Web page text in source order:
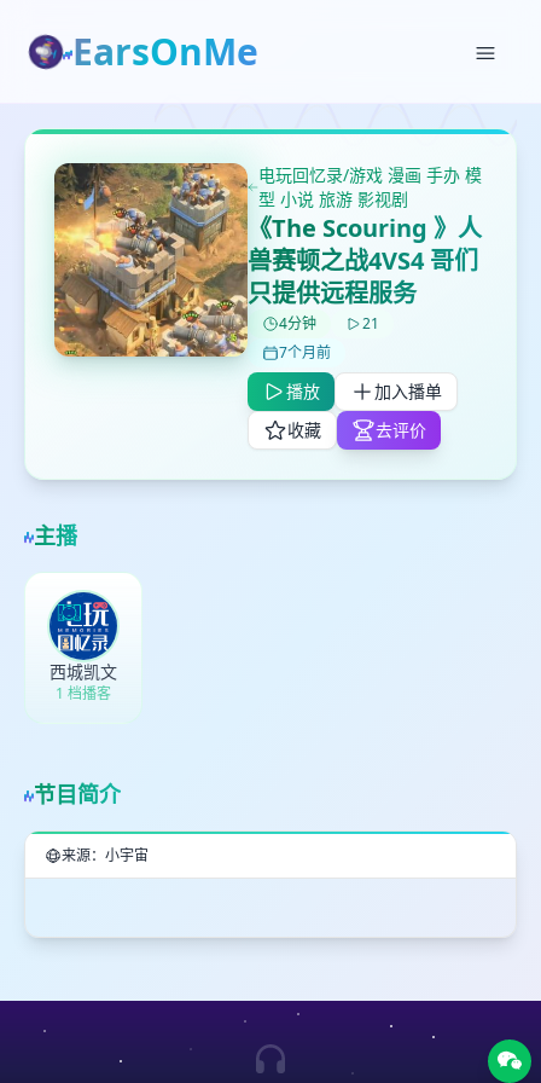
EarsOnMe
电玩回忆录/游戏 漫画 手办 模
型 小说 旅游 影视剧
《The Scouring 》人
兽赛顿之战4VS4 哥们
只提供远程服务
4分钟
21
7个月前
播放
加入播单
收藏
去评价
主播
西城凯文
1 档播客
节目简介
来源：小宇宙
鼠标下留人
下
高
取消 确定
删除确认
取消 确认删除
加入播单